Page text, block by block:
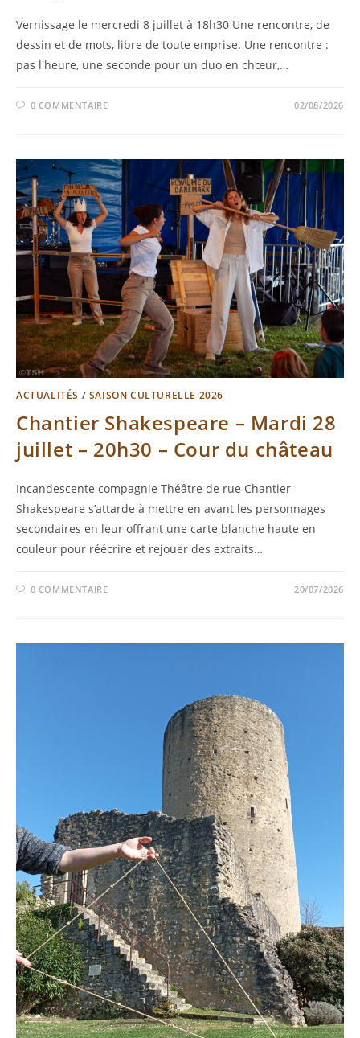
Vernissage le mercredi 8 juillet à 18h30 Une rencontre, de
dessin et de mots, libre de toute emprise. Une rencontre :
pas l'heure, une seconde pour un duo en chœur,…
0 COMMENTAIRE 02/08/2026
ACTUALITÉS / SAISON CULTURELLE 2026
Chantier Shakespeare – Mardi 28
juillet – 20h30 – Cour du château
Incandescente compagnie Théâtre de rue Chantier
Shakespeare s’attarde à mettre en avant les personnages
secondaires en leur offrant une carte blanche haute en
couleur pour réécrire et rejouer des extraits…
0 COMMENTAIRE 20/07/2026